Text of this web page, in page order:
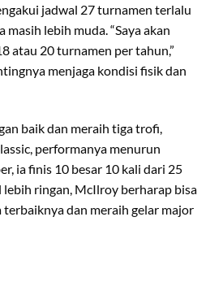
jadwal 27 turnamen terlalu
lebih muda. “Saya akan
atau 20 turnamen per tahun,”
menjaga kondisi fisik dan
baik dan meraih tiga trofi,
performanya menurun
ia finis 10 besar 10 kali dari 25
ringan, McIlroy berharap bisa
dan meraih gelar major